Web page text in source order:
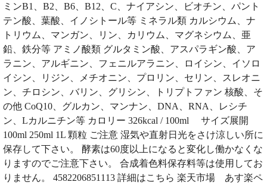
ミンB1、B2、B6、B12、C、ナイアシン、ビオチン、パント
テン酸、葉酸、イノシトール等 ミネラル類 カルシウム、ナ
トリウム、マンガン、リン、カリウム、マグネシウム、亜
鉛、鉄分等 アミノ酸類 グルタミン酸、アスパラギン酸、ア
ラニン、アルギニン、フェニルアラニン、ロイシン、イソロ
イシン、リジン、メチオニン、プロリン、セリン、スレオニ
ン、チロシン、バリン、グリシン、トリプトファン 核酸、そ
の他 CoQ10、グルカン、マンナン、DNA、RNA、レシチ
ン、Lカルニチン等 カロリー 326kcal / 100ml サイズ展開
100ml 250ml 1L 顆粒 ご注意 湿気や直射日光をさけ涼しい所に
保存して下さい。 酵素は60度以上になると変化し働かなくな
りますのでご注意下さい。 合成着色料保存料等は使用してお
りません。 4582206851113 詳細はこちら 楽天市場 あす楽ペ